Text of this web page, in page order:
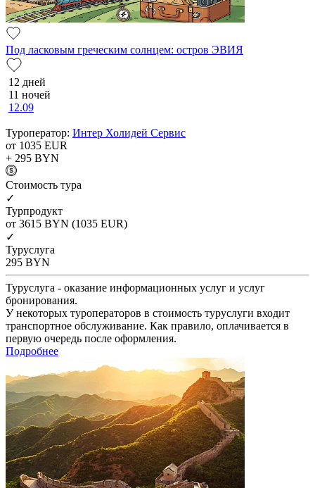
Под ласковым греческим солнцем: остров ЭВИЯ
12 дней
11 ночей
12.09
Туроператор: Интер Холидей Сервис
от 1035 EUR
+ 295 BYN
Cтоимость тура
✓
Турпродукт
от 3615 BYN (1035 EUR)
✓
Туруслуга
295 BYN
Туруслуга - оказание информационных услуг и услуг
бронирования.
У некоторых туроператоров в стоимость туруслуги входит
транспортное обслуживание. Как правило, оплачивается в
первую очередь после оформления.
Подробнее